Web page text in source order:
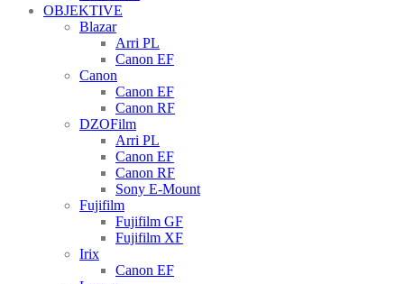
OBJEKTIVE
Blazar
Arri PL
Canon EF
Canon
Canon EF
Canon RF
DZOFilm
Arri PL
Canon EF
Canon RF
Sony E-Mount
Fujifilm
Fujifilm GF
Fujifilm XF
Irix
Canon EF